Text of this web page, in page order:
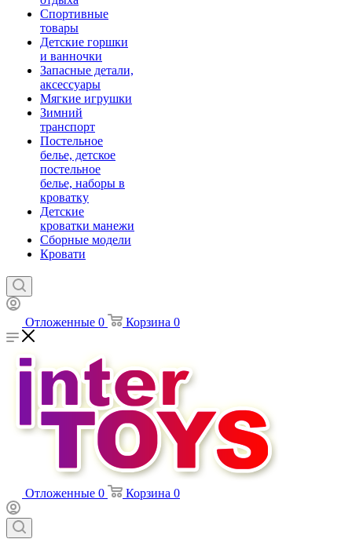
Спортивные
товары
Детские горшки
и ванночки
Запасные детали,
аксессуары
Мягкие игрушки
Зимний
транспорт
Постельное
белье, детское
постельное
белье, наборы в
кроватку
Детские
кроватки манежи
Сборные модели
Кровати
Отложенные 0 Корзина 0
Отложенные 0 Корзина 0